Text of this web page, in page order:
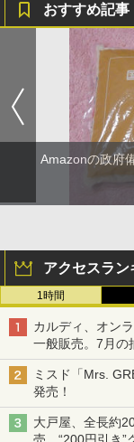
おすすめ記事
Amazonの政府
アクセスラン
1時間
カルディ、オン
一般販売。7月の
ミスド「Mrs.
発売！
大戸屋、全長約